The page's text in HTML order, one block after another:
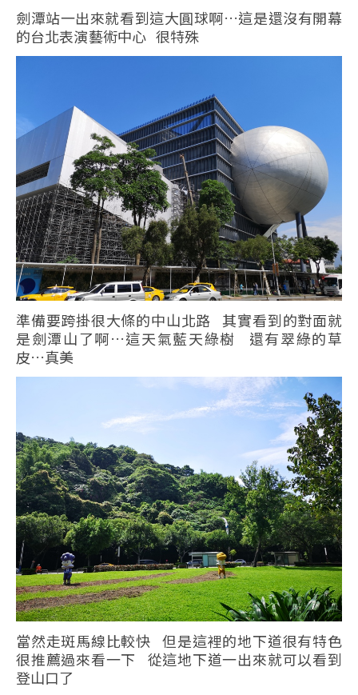
劍潭站一出來就看到這大圓球啊…這是還沒有開幕
的台北表演藝術中心 很特殊
準備要跨掛很大條的中山北路 其實看到的對面就
是劍潭山了啊…這天氣藍天綠樹 還有翠綠的草
皮…真美
當然走斑馬線比較快 但是這裡的地下道很有特色
很推薦過來看一下 從這地下道一出來就可以看到
登山口了